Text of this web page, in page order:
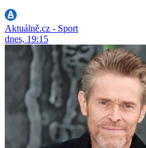
Aktuálně.cz - Sport
dnes, 19:15